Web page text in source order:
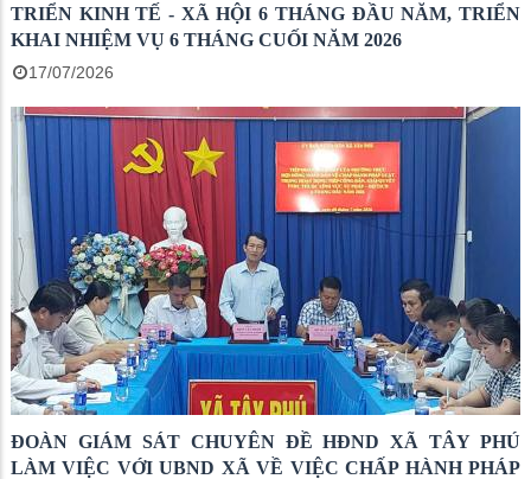
TRIỂN KINH TẾ - XÃ HỘI 6 THÁNG ĐẦU NĂM, TRIỂN
KHAI NHIỆM VỤ 6 THÁNG CUỐI NĂM 2026
17/07/2026
ĐOÀN GIÁM SÁT CHUYÊN ĐỀ HĐND XÃ TÂY PHÚ
LÀM VIỆC VỚI UBND XÃ VỀ VIỆC CHẤP HÀNH PHÁP